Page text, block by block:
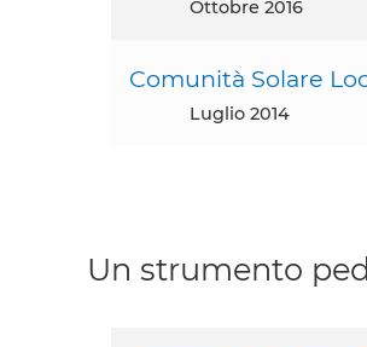
ottobre 2016
Comunità Solare
luglio 2014
Un strumento